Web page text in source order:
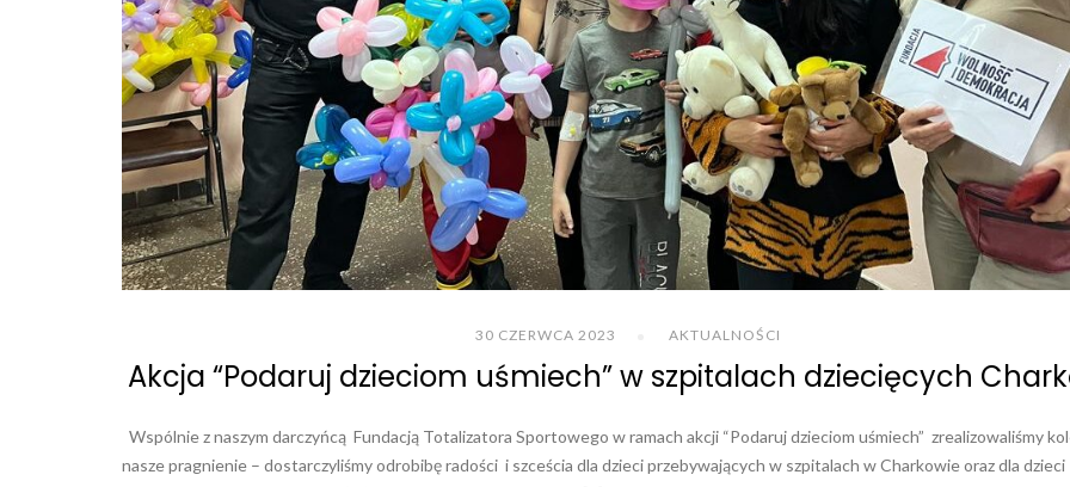
30 CZERWCA 2023 AKTUALNOŚCI
Akcja “Podaruj dzieciom uśmiech” w szpitalach dziecięcych
Wspólnie z naszym darczyńcą Fundacją Totalizatora Sportowego w ramach akcji “Podaruj dzieciom uśmiech” zrealizowaliśmy
nasze pragnienie – dostarczyliśmy odrobibę radości i szceścia dla dzieci przebywających w szpitalach w Charkowie oraz dla dzieci